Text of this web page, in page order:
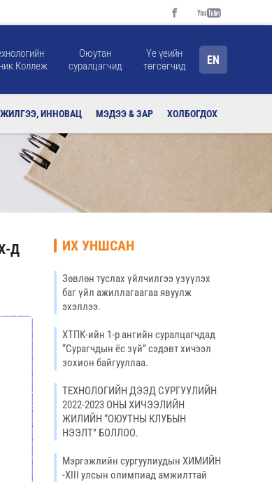
Коллеж
Оюутан
суралцагчид
Үе үеийн
төгсөгчид
EN
ИННОВАЦ МЭДЭЭ & ЗАР ХОЛБОГДОХ
Д
ИХ УНШСАН
Зөвлөн туслах үйлчилгээ үзүүлэх
баг үйл ажиллагаагаа явуулж
эхэллээ.
ХТПК-ийн 1-р ангийн суралцагчдад
“Сурагчдын ёс зүй” сэдэвт хичээл
зохион байгууллаа.
ТЕХНОЛОГИЙН ДЭЭД СУРГУУЛИЙН
2022-2023 ОНЫ ХИЧЭЭЛИЙН
ЖИЛИЙН “ОЮУТНЫ КЛУБЫН
НЭЭЛТ” БОЛЛОО.
Мэргэжлийн сургуулиудын ХИМИЙН
-XIII улсын олимпиад амжилттай